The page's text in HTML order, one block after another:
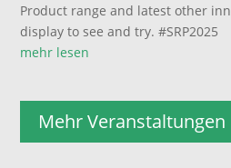
Product range and latest other
display to see and try. #SRP2025
mehr lesen
Mehr Veranstaltungen